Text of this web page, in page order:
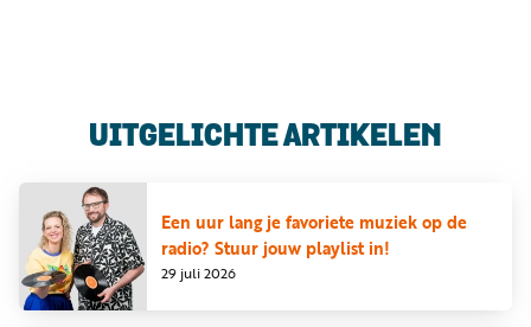
UITGELICHTE ARTIKELEN
29 juli 2026
Een uur lang je favoriete muziek op de
radio? Stuur jouw playlist in!
Podcasts
Muziek
Artikelen
Kanalen